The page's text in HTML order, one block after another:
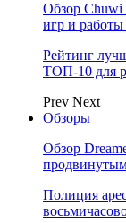
Обзор
игр и работы
Рейтинг
ТОП-10 для
Prev Next
Обзоры
Обзор
Полиция